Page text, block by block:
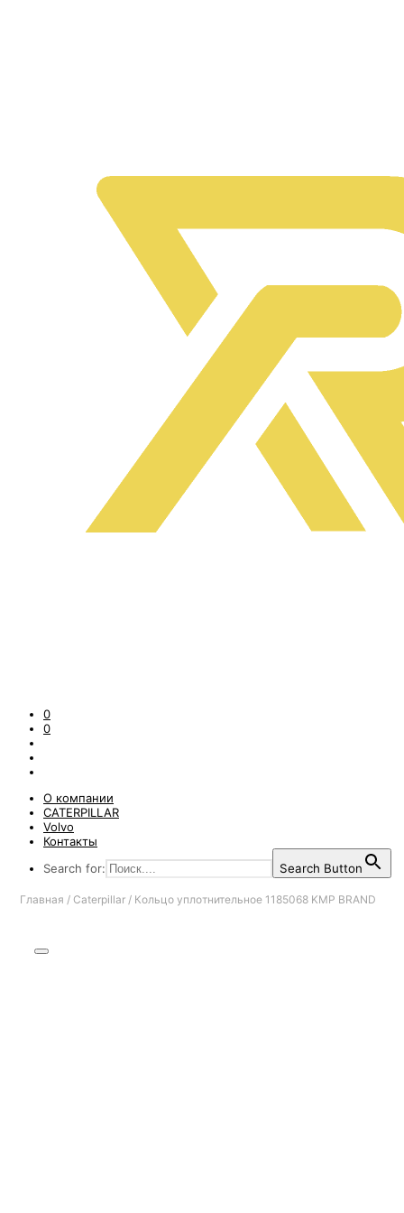
0
0
О компании
CATERPILLAR
Volvo
Контакты
Search for:
Search Button
Главная / Caterpillar / Кольцо уплотнительное 1185068 KMP BRAND